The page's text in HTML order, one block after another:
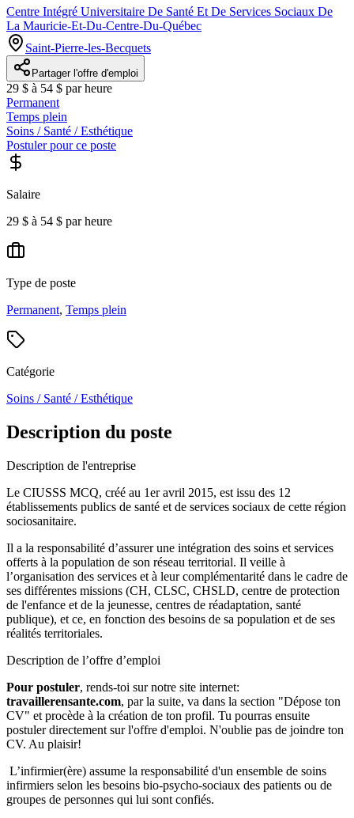
Centre Intégré Universitaire De Santé Et De Services Sociaux De
La Mauricie-Et-Du-Centre-Du-Québec
Saint-Pierre-les-Becquets
Partager l'offre d'emploi
29 $ à 54 $ par heure
Permanent
Temps plein
Soins / Santé / Esthétique
Postuler pour ce poste
Salaire
29 $ à 54 $ par heure
Type de poste
Permanent, Temps plein
Catégorie
Soins / Santé / Esthétique
Description du poste
Description de l'entreprise
Le CIUSSS MCQ, créé au 1er avril 2015, est issu des 12
établissements publics de santé et de services sociaux de cette région
sociosanitaire.
Il a la responsabilité d’assurer une intégration des soins et services
offerts à la population de son réseau territorial. Il veille à
l’organisation des services et à leur complémentarité dans le cadre de
ses différentes missions (CH, CLSC, CHSLD, centre de protection
de l'enfance et de la jeunesse, centres de réadaptation, santé
publique), et ce, en fonction des besoins de sa population et de ses
réalités territoriales.
Description de l’offre d’emploi
Pour postuler, rends-toi sur notre site internet:
travaillerensante.com, par la suite, va dans la section "Dépose ton
CV" et procède à la création de ton profil. Tu pourras ensuite
postuler directement sur l'offre d'emploi. N'oublie pas de joindre ton
CV. Au plaisir!
L’infirmier(ère) assume la responsabilité d'un ensemble de soins
infirmiers selon les besoins bio-psycho-sociaux des patients ou de
groupes de personnes qui lui sont confiés.